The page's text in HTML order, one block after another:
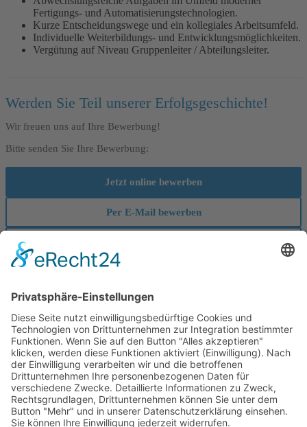
Fertigungs- und Automatisierungstechnologien.
Kurze Entscheidungswege und ein kollegiales Arbeitsumfeld.
Individuelle Weiterbildungs- und Entwicklungsmöglichkeiten.
Vergütung auf Niveau Gruppenleiter / Abteilungsleiter.
Werden Sie Teil unserer Erfolgsgeschichte!
Wir freuen uns auf Ihre Bewerbung!
Bitte senden Sie Ihre Bewerbung:
Jetzt online bewerben
Per E-Mail bewerben
Bitte senden Sie Ihre aussagekr?ftigen Bewerbungsunterlagen unter
Angabe des n?chstm?glichen Eintrittstermins und Ihre
Entgeltvorstellung an unsere daf?r vorgesehene Mailadresse.
Bitte beachten Sie, dass nur Online-Bewerbungen m?glich sind!
Kontakt
Tel. +49 (0) 5671 99 40-0